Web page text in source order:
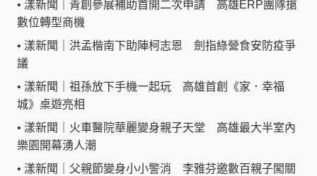
• 漾新聞｜青創參展補助首開二次申請 高雄ERP團隊搶
數位轉型商機
• 漾新聞｜洪孟楷南下助陣柯志恩 劍指綠營食安防疫爭
議
• 漾新聞｜祖孫放下手機一起玩 高雄首創《家．幸福
城》桌遊亮相
• 漾新聞｜火車醫院華麗變身親子天堂 高雄最大半室內
樂園開幕湧人潮
• 漾新聞｜父親節變身小小警消 李雅芬邀數百親子闖關